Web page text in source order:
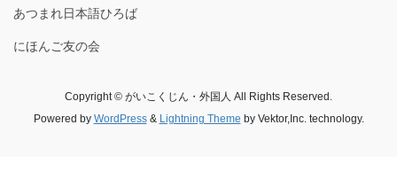
あつまれ日本語ひろば
にほんご友の会
Copyright © がいこくじん・外国人 All Rights Reserved.
Powered by WordPress& Lightning Theme by Vektor,Inc. technology.